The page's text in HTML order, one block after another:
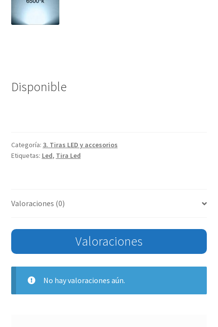
Disponible
Categoría: 3. Tiras LED y accesorios
Etiquetas: Led, Tira Led
Valoraciones (0)
Valoraciones
No hay valoraciones aún.